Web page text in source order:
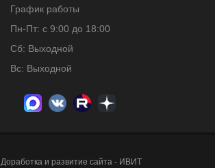
График работы
Пн-Пт: с 9:00 до 18:00
Сб: Выходной
Вс: Выходной
Доработка и развитие сайта - ИВИТ